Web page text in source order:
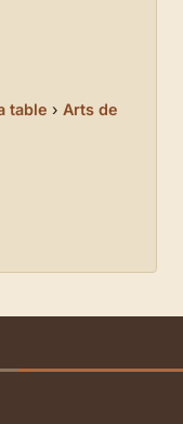
table › Arts de